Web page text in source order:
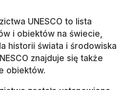
UNESCO to lista
i obiektów na świecie,
historii świata i środowiska
znajduje się także
obiektów.